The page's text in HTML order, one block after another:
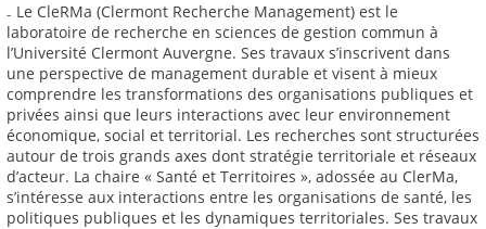
₋ Le CleRMa (Clermont Recherche Management) est le
laboratoire de recherche en sciences de gestion commun à
l’Université Clermont Auvergne. Ses travaux s’inscrivent dans
une perspective de management durable et visent à mieux
comprendre les transformations des organisations publiques et
privées ainsi que leurs interactions avec leur environnement
économique, social et territorial. Les recherches sont structurées
autour de trois grands axes dont stratégie territoriale et réseaux
d’acteur. La chaire « Santé et Territoires », adossée au ClerMa,
s’intéresse aux interactions entre les organisations de santé, les
politiques publiques et les dynamiques territoriales. Ses travaux